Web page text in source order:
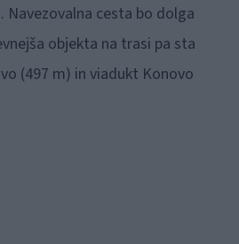
Navezovalna cesta bo dolga
objekta na trasi pa sta
(497 m) in viadukt Konovo